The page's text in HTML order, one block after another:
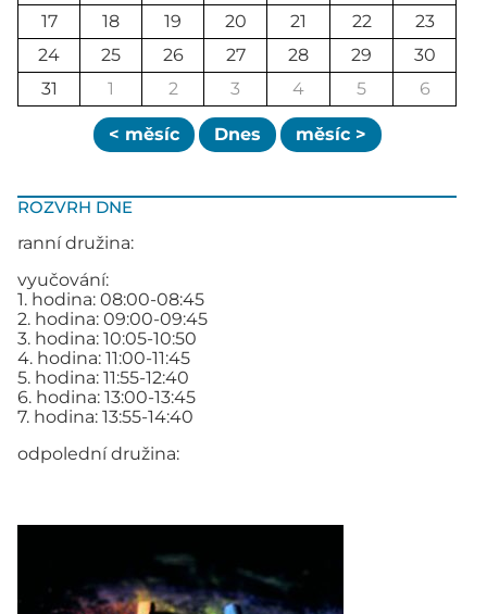
17
18 19 20 21 22
23
24
25 26 27 28 29
30
31
1 2 3 4 5 6
< měsíc Dnes měsíc >
ROZVRH DNE
ranní družina:
vyučování:
1. hodina: 08:00-08:45
2. hodina: 09:00-09:45
3. hodina: 10:05-10:50
4. hodina: 11:00-11:45
5. hodina: 11:55-12:40
6. hodina: 13:00-13:45
7. hodina: 13:55-14:40
odpolední družina: